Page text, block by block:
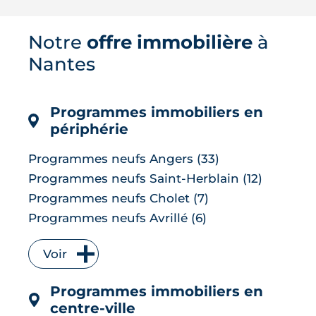
zones plantées. Cette cartographie de
la surchauffe aide désormais à cibler la
renaturation de la ville, du plan Pleine
LIRE L'ARTICLE
Notre offre immobilière à
Nantes
Programmes immobiliers en
périphérie
Programmes neufs Angers (33)
Programmes neufs Saint-Herblain (12)
Programmes neufs Cholet (7)
Programmes neufs Avrillé (6)
Programmes neufs La Chapelle-sur-Erdre
(6)
Programmes neufs Les Herbiers (4)
Programmes neufs Orvault (4)
Programmes neufs Saint-Sébastien-sur-
Voir
Programmes immobiliers en
centre-ville